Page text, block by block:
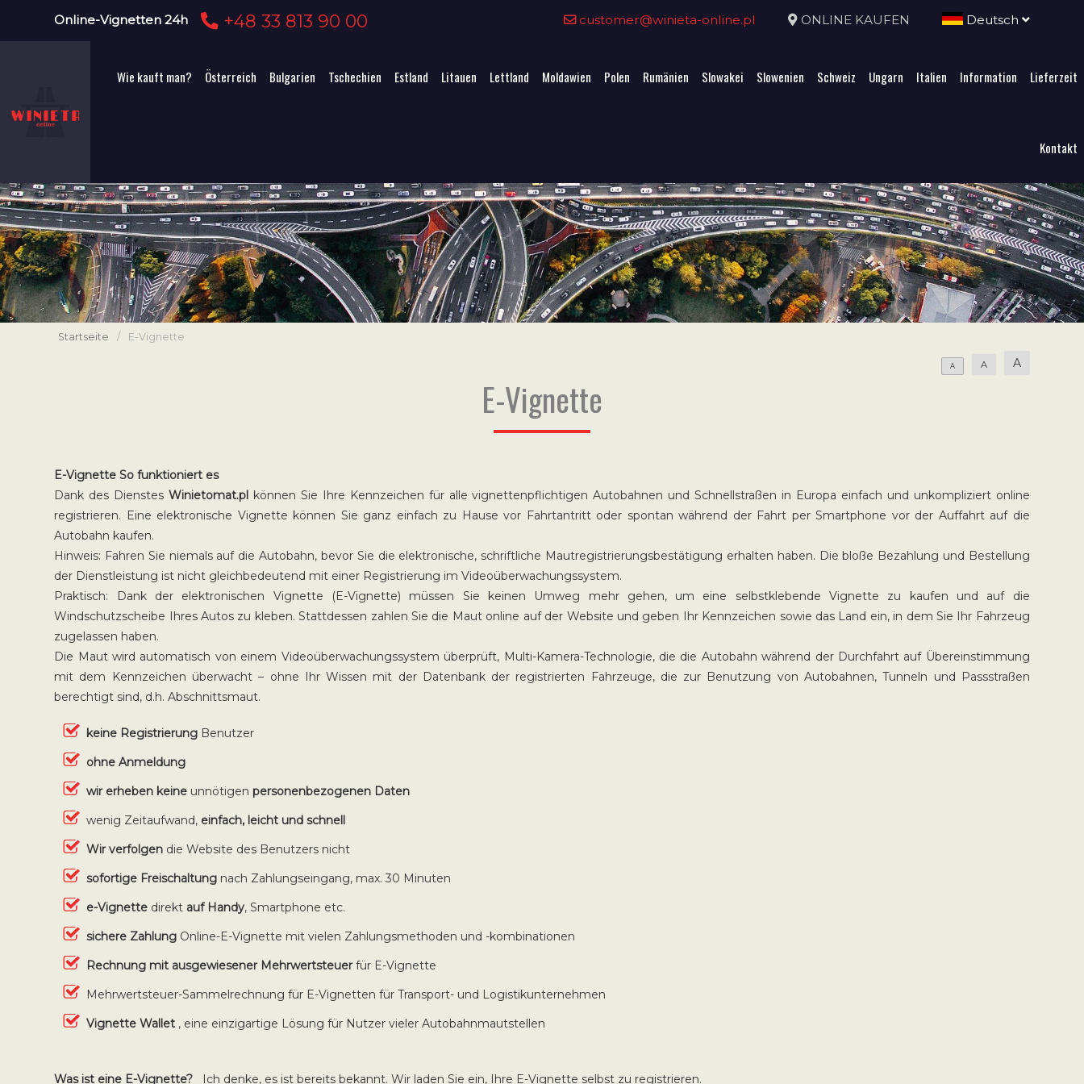
Online-Vignetten 24h +48 33 813 90 00 customer@winieta-online.pl ONLINE KAUFEN Deutsch
Wie kauft man? Österreich Bulgarien Tschechien Estland Litauen Lettland Moldawien Polen Rumänien Slowakei Slowenien Schweiz Ungarn Italien Information Lieferzeit
Kontakt
Startseite / E-Vignette
A A A
E-Vignette
E-Vignette So funktioniert es
Dank des Dienstes Winietomat.plkönnen Sie Ihre Kennzeichen für alle vignettenpflichtigen Autobahnen und Schnellstraßen in Europa einfach und unkompliziert online
registrieren. Eine elektronische Vignette können Sie ganz einfach zu Hause vor Fahrtantritt oder spontan während der Fahrt per Smartphone vor der Auffahrt auf die
Autobahn kaufen.
Hinweis: Fahren Sie niemals auf die Autobahn, bevor Sie die elektronische, schriftliche Mautregistrierungsbestätigung erhalten haben. Die bloße Bezahlung und Bestellung
der Dienstleistung ist nicht gleichbedeutend mit einer Registrierung im Videoüberwachungssystem.
Praktisch: Dank der elektronischen Vignette (E-Vignette) müssen Sie keinen Umweg mehr gehen, um eine selbstklebende Vignette zu kaufen und auf die
Windschutzscheibe Ihres Autos zu kleben. Stattdessen zahlen Sie die Maut online auf der Website und geben Ihr Kennzeichen sowie das Land ein, in dem Sie Ihr Fahrzeug
zugelassen haben.
Die Maut wird automatisch von einem Videoüberwachungssystem überprüft, Multi-Kamera-Technologie, die die Autobahn während der Durchfahrt auf Übereinstimmung
mit dem Kennzeichen überwacht – ohne Ihr Wissen mit der Datenbank der registrierten Fahrzeuge, die zur Benutzung von Autobahnen, Tunneln und Passstraßen
berechtigt sind, d.h. Abschnittsmaut.
keine Registrierung Benutzer
ohne Anmeldung
wir erheben keine unnötigenpersonenbezogenen Daten
wenig Zeitaufwand, einfach, leicht und schnell
Wir verfolgen die Website des Benutzers nicht
sofortige Freischaltung nach Zahlungseingang, max. 30 Minuten
e-Vignette direkt auf Handy, Smartphone etc.
sichere Zahlung Online-E-Vignette mit vielen Zahlungsmethoden und -kombinationen
Rechnung mit ausgewiesener Mehrwertsteuerfür E-Vignette
Mehrwertsteuer-Sammelrechnung für E-Vignetten für Transport- und Logistikunternehmen
Vignette Wallet , eine einzigartige Lösung für Nutzer vieler Autobahnmautstellen
Was ist eine E-Vignette? Ich denke, es ist bereits bekannt. Wir laden Sie ein, Ihre E-Vignette selbst zu registrieren.